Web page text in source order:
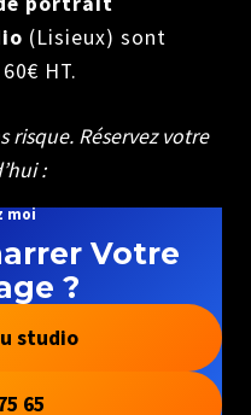
(Lisieux) sont
HT.
risque. Réservez votre
:
moi
Votre
?
studio
65